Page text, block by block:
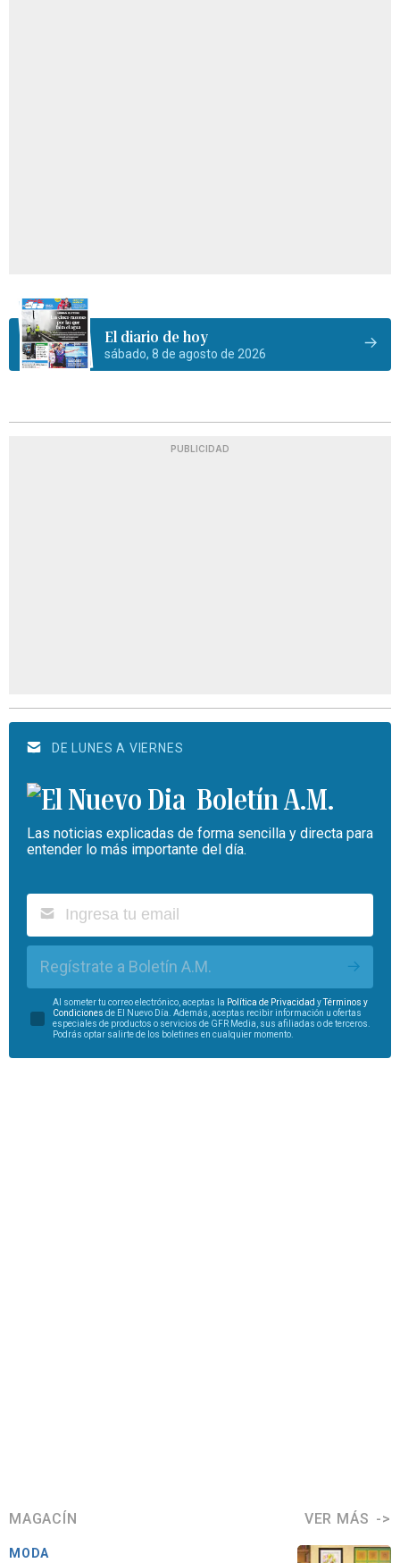
El diario de hoy
sábado, 8 de agosto de 2026
PUBLICIDAD
DE LUNES A VIERNES
Boletín A.M.
Las noticias explicadas de forma sencilla y directa para
entender lo más importante del día.
Regístrate a Boletín A.M.
Al someter tu correo electrónico, aceptas la Política de Privacidad yTérminos y
Condiciones de El Nuevo Día. Además, aceptas recibir información u ofertas
especiales de productos o servicios de GFR Media, sus afiliadas o de terceros.
Podrás optar salirte de los boletines en cualquier momento.
MAGACÍN VER MÁS
MODA